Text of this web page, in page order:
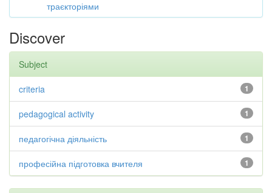
траєкторіями
Discover
Subject
1
criteria
1
pedagogical activity
1
педагогічна діяльність
1
професійна підготовка вчителя